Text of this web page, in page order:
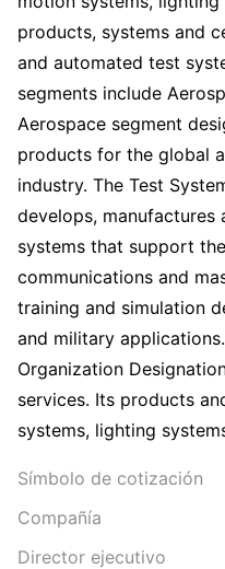
products, systems and
and automated test
segments include
Aerospace segment
products for the global
industry. The Test
develops, manufactures
systems that support
communications and
training and simulation
and military
Organization
services. Its products
systems, lighting
Símbolo de cotización
Compañía
Director ejecutivo